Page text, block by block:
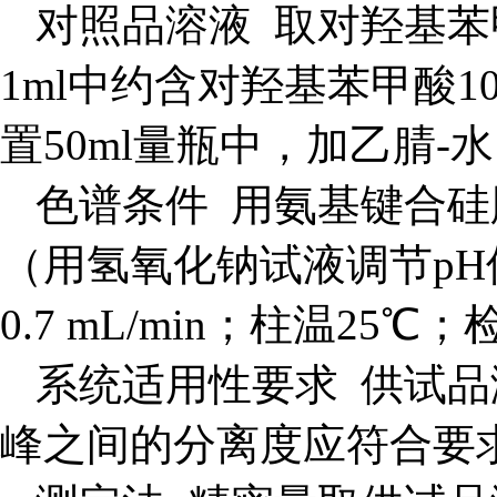
对照品溶液 取对羟基
1ml中约含对羟基苯甲酸
置50ml量瓶中，加乙腈-
色谱条件 用氨基键合
（用氢氧化钠试液调节
0.7 mL/min；柱温25℃；
系统适用性要求 供试
峰之间的分离度应符合要